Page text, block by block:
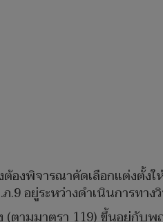
องพิจารณาคัดเลือกแต่งตั้ง
.9 อยู่ระหว่างดำเนินการท
(ตามมาตรา 119) ขึ้นอยู่กั